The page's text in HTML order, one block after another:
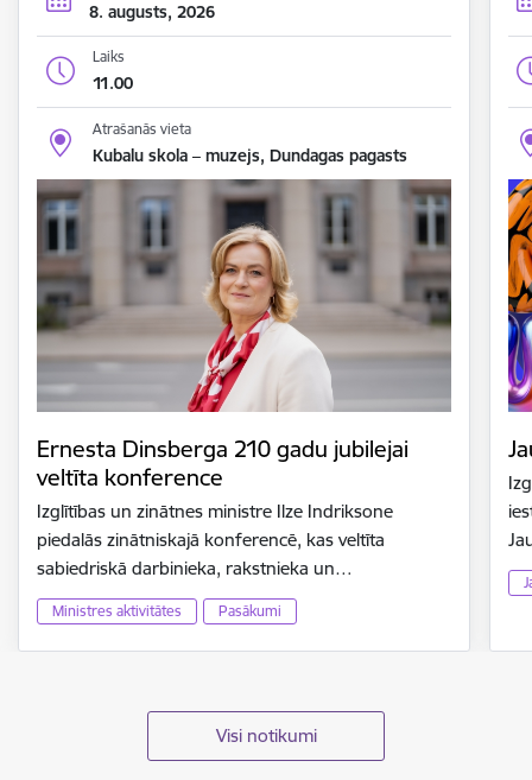
8. augusts, 2026
Laiks
11.00
Atrašanās vieta
Kubalu skola – muzejs, Dundagas pagasts
Ernesta Dinsberga 210 gadu jubilejai
veltīta konference
Izglītības un zinātnes ministre Ilze Indriksone
piedalās zinātniskajā konferencē, kas veltīta
sabiedriskā darbinieka, rakstnieka un…
Ministres aktivitātes Pasākumi
Visi notikumi